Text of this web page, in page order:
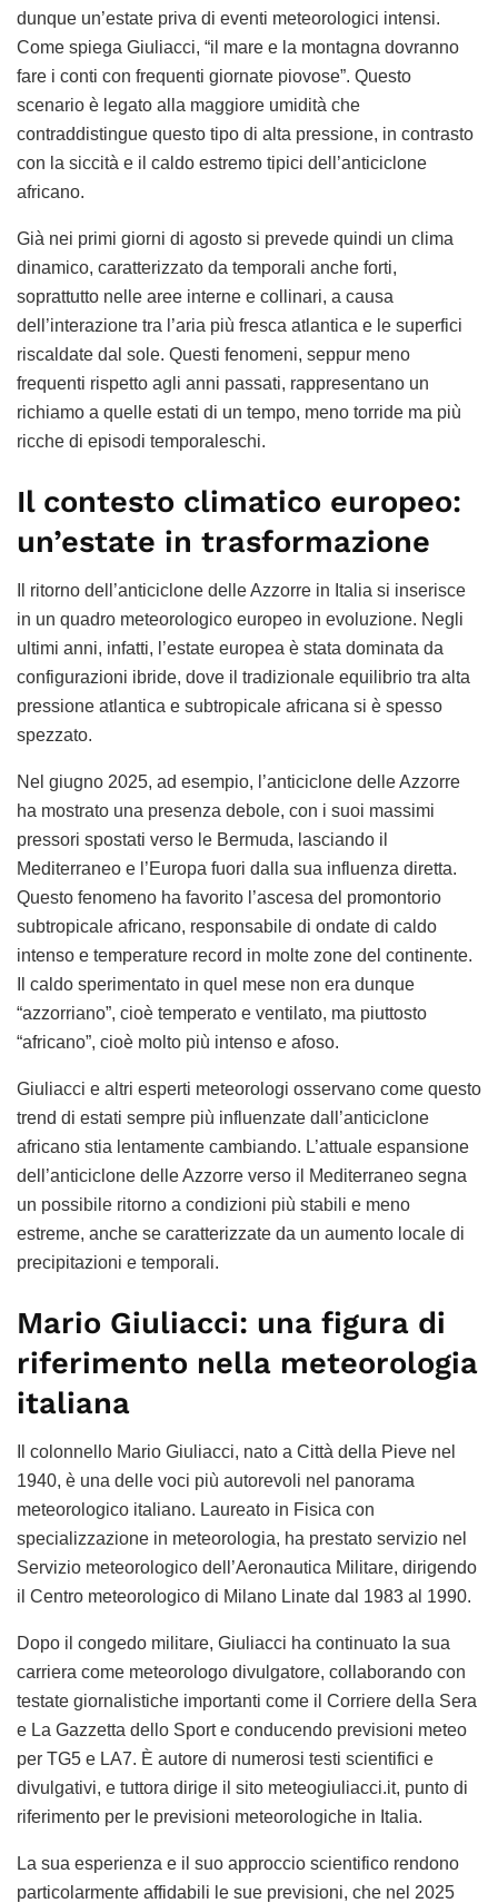
dunque un’estate priva di eventi meteorologici intensi.
Come spiega Giuliacci, “il mare e la montagna dovranno
fare i conti con frequenti giornate piovose”. Questo
scenario è legato alla maggiore umidità che
contraddistingue questo tipo di alta pressione, in contrasto
con la siccità e il caldo estremo tipici dell’anticiclone
africano.
Già nei primi giorni di agosto si prevede quindi un clima
dinamico, caratterizzato da temporali anche forti,
soprattutto nelle aree interne e collinari, a causa
dell’interazione tra l’aria più fresca atlantica e le superfici
riscaldate dal sole. Questi fenomeni, seppur meno
frequenti rispetto agli anni passati, rappresentano un
richiamo a quelle estati di un tempo, meno torride ma più
ricche di episodi temporaleschi.
Il contesto climatico europeo:
un’estate in trasformazione
Il ritorno dell’anticiclone delle Azzorre in Italia si inserisce
in un quadro meteorologico europeo in evoluzione. Negli
ultimi anni, infatti, l’estate europea è stata dominata da
configurazioni ibride, dove il tradizionale equilibrio tra alta
pressione atlantica e subtropicale africana si è spesso
spezzato.
Nel giugno 2025, ad esempio, l’anticiclone delle Azzorre
ha mostrato una presenza debole, con i suoi massimi
pressori spostati verso le Bermuda, lasciando il
Mediterraneo e l’Europa fuori dalla sua influenza diretta.
Questo fenomeno ha favorito l’ascesa del promontorio
subtropicale africano, responsabile di ondate di caldo
intenso e temperature record in molte zone del continente.
Il caldo sperimentato in quel mese non era dunque
“azzorriano”, cioè temperato e ventilato, ma piuttosto
“africano”, cioè molto più intenso e afoso.
Giuliacci e altri esperti meteorologi osservano come questo
trend di estati sempre più influenzate dall’anticiclone
africano stia lentamente cambiando. L’attuale espansione
dell’anticiclone delle Azzorre verso il Mediterraneo segna
un possibile ritorno a condizioni più stabili e meno
estreme, anche se caratterizzate da un aumento locale di
precipitazioni e temporali.
Mario Giuliacci: una figura di
riferimento nella meteorologia
italiana
Il colonnello Mario Giuliacci, nato a Città della Pieve nel
1940, è una delle voci più autorevoli nel panorama
meteorologico italiano. Laureato in Fisica con
specializzazione in meteorologia, ha prestato servizio nel
Servizio meteorologico dell’Aeronautica Militare, dirigendo
il Centro meteorologico di Milano Linate dal 1983 al 1990.
Dopo il congedo militare, Giuliacci ha continuato la sua
carriera come meteorologo divulgatore, collaborando con
testate giornalistiche importanti come il Corriere della Sera
e La Gazzetta dello Sport e conducendo previsioni meteo
per TG5 e LA7. È autore di numerosi testi scientifici e
divulgativi, e tuttora dirige il sito meteogiuliacci.it, punto di
riferimento per le previsioni meteorologiche in Italia.
La sua esperienza e il suo approccio scientifico rendono
particolarmente affidabili le sue previsioni, che nel 2025